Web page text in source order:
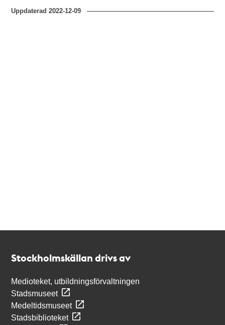
Uppdaterad2022-12-09
Stockholmskällan drivs av
Medioteket, utbildningsförvaltningen
Stadsmuseet
Medeltidsmuseet
Stadsbiblioteket